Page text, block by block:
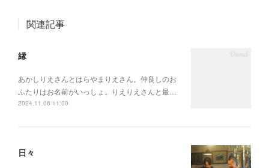
関連記事
縁
あかしりえさんとはらやまりえさん。仲良しのお
ふたりはお名前がいっしょ。りえりえさんと最…
2024.11.06 11:00
日々